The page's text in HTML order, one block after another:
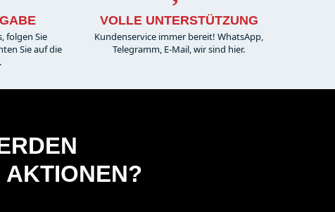
folgen Sie
Sie auf die
VOLLE UNTERSTÜTZUNG
Kundenservice immer bereit! WhatsApp,
Telegramm, E-Mail, wir sind hier.